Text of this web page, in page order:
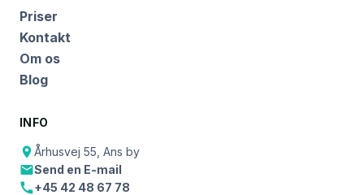
Priser
Kontakt
Om os
Blog
INFO
Århusvej 55, Ans by
Send en E-mail
+45 42 48 67 78